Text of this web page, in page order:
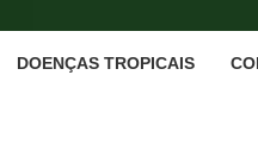
DOENÇAS TROPICAIS